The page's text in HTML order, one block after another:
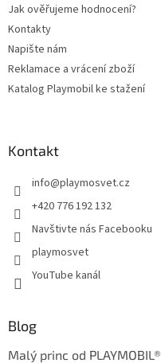
Jak ověřujeme hodnocení?
Kontakty
Napište nám
Reklamace a vrácení zboží
Katalog Playmobil ke stažení
Kontakt
info@playmosvet.cz
+420 776 192 132
Navštivte nás Facebooku
playmosvet
YouTube kanál
Blog
Malý princ od PLAYMOBIL®